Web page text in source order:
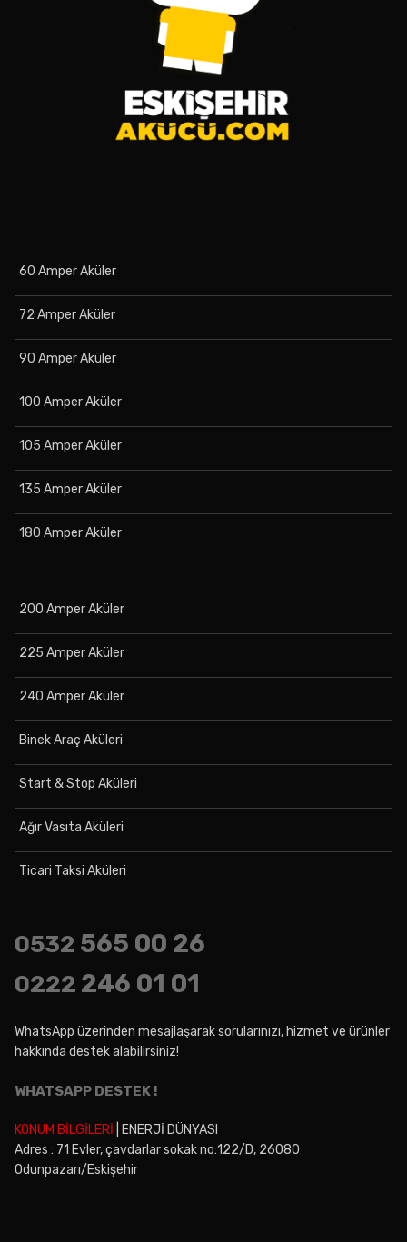
60 Amper Aküler
72 Amper Aküler
90 Amper Aküler
100 Amper Aküler
105 Amper Aküler
135 Amper Aküler
180 Amper Aküler
200 Amper Aküler
225 Amper Aküler
240 Amper Aküler
Binek Araç Aküleri
Start & Stop Aküleri
Ağır Vasıta Aküleri
Ticari Taksi Aküleri
0532 565 00 26
0222 246 01 01
WhatsApp üzerinden mesajlaşarak sorularınızı, hizmet ve ürünler
hakkında destek alabilirsiniz!
WHATSAPP DESTEK !
KONUM BİLGİLERİ | ENERJİ DÜNYASI
Adres : 71 Evler, çavdarlar sokak no:122/D, 26080
Odunpazarı/Eskişehir